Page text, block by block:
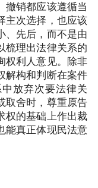
撤销都应该遵循当
主次选择，也应该
、先后，而不是由
梳理出法律关系的
权利人意见。除非
解构和判断在案件
放弃次要法律关
取舍时，尊重原告
权的基础上作出裁
能真正体现民法意